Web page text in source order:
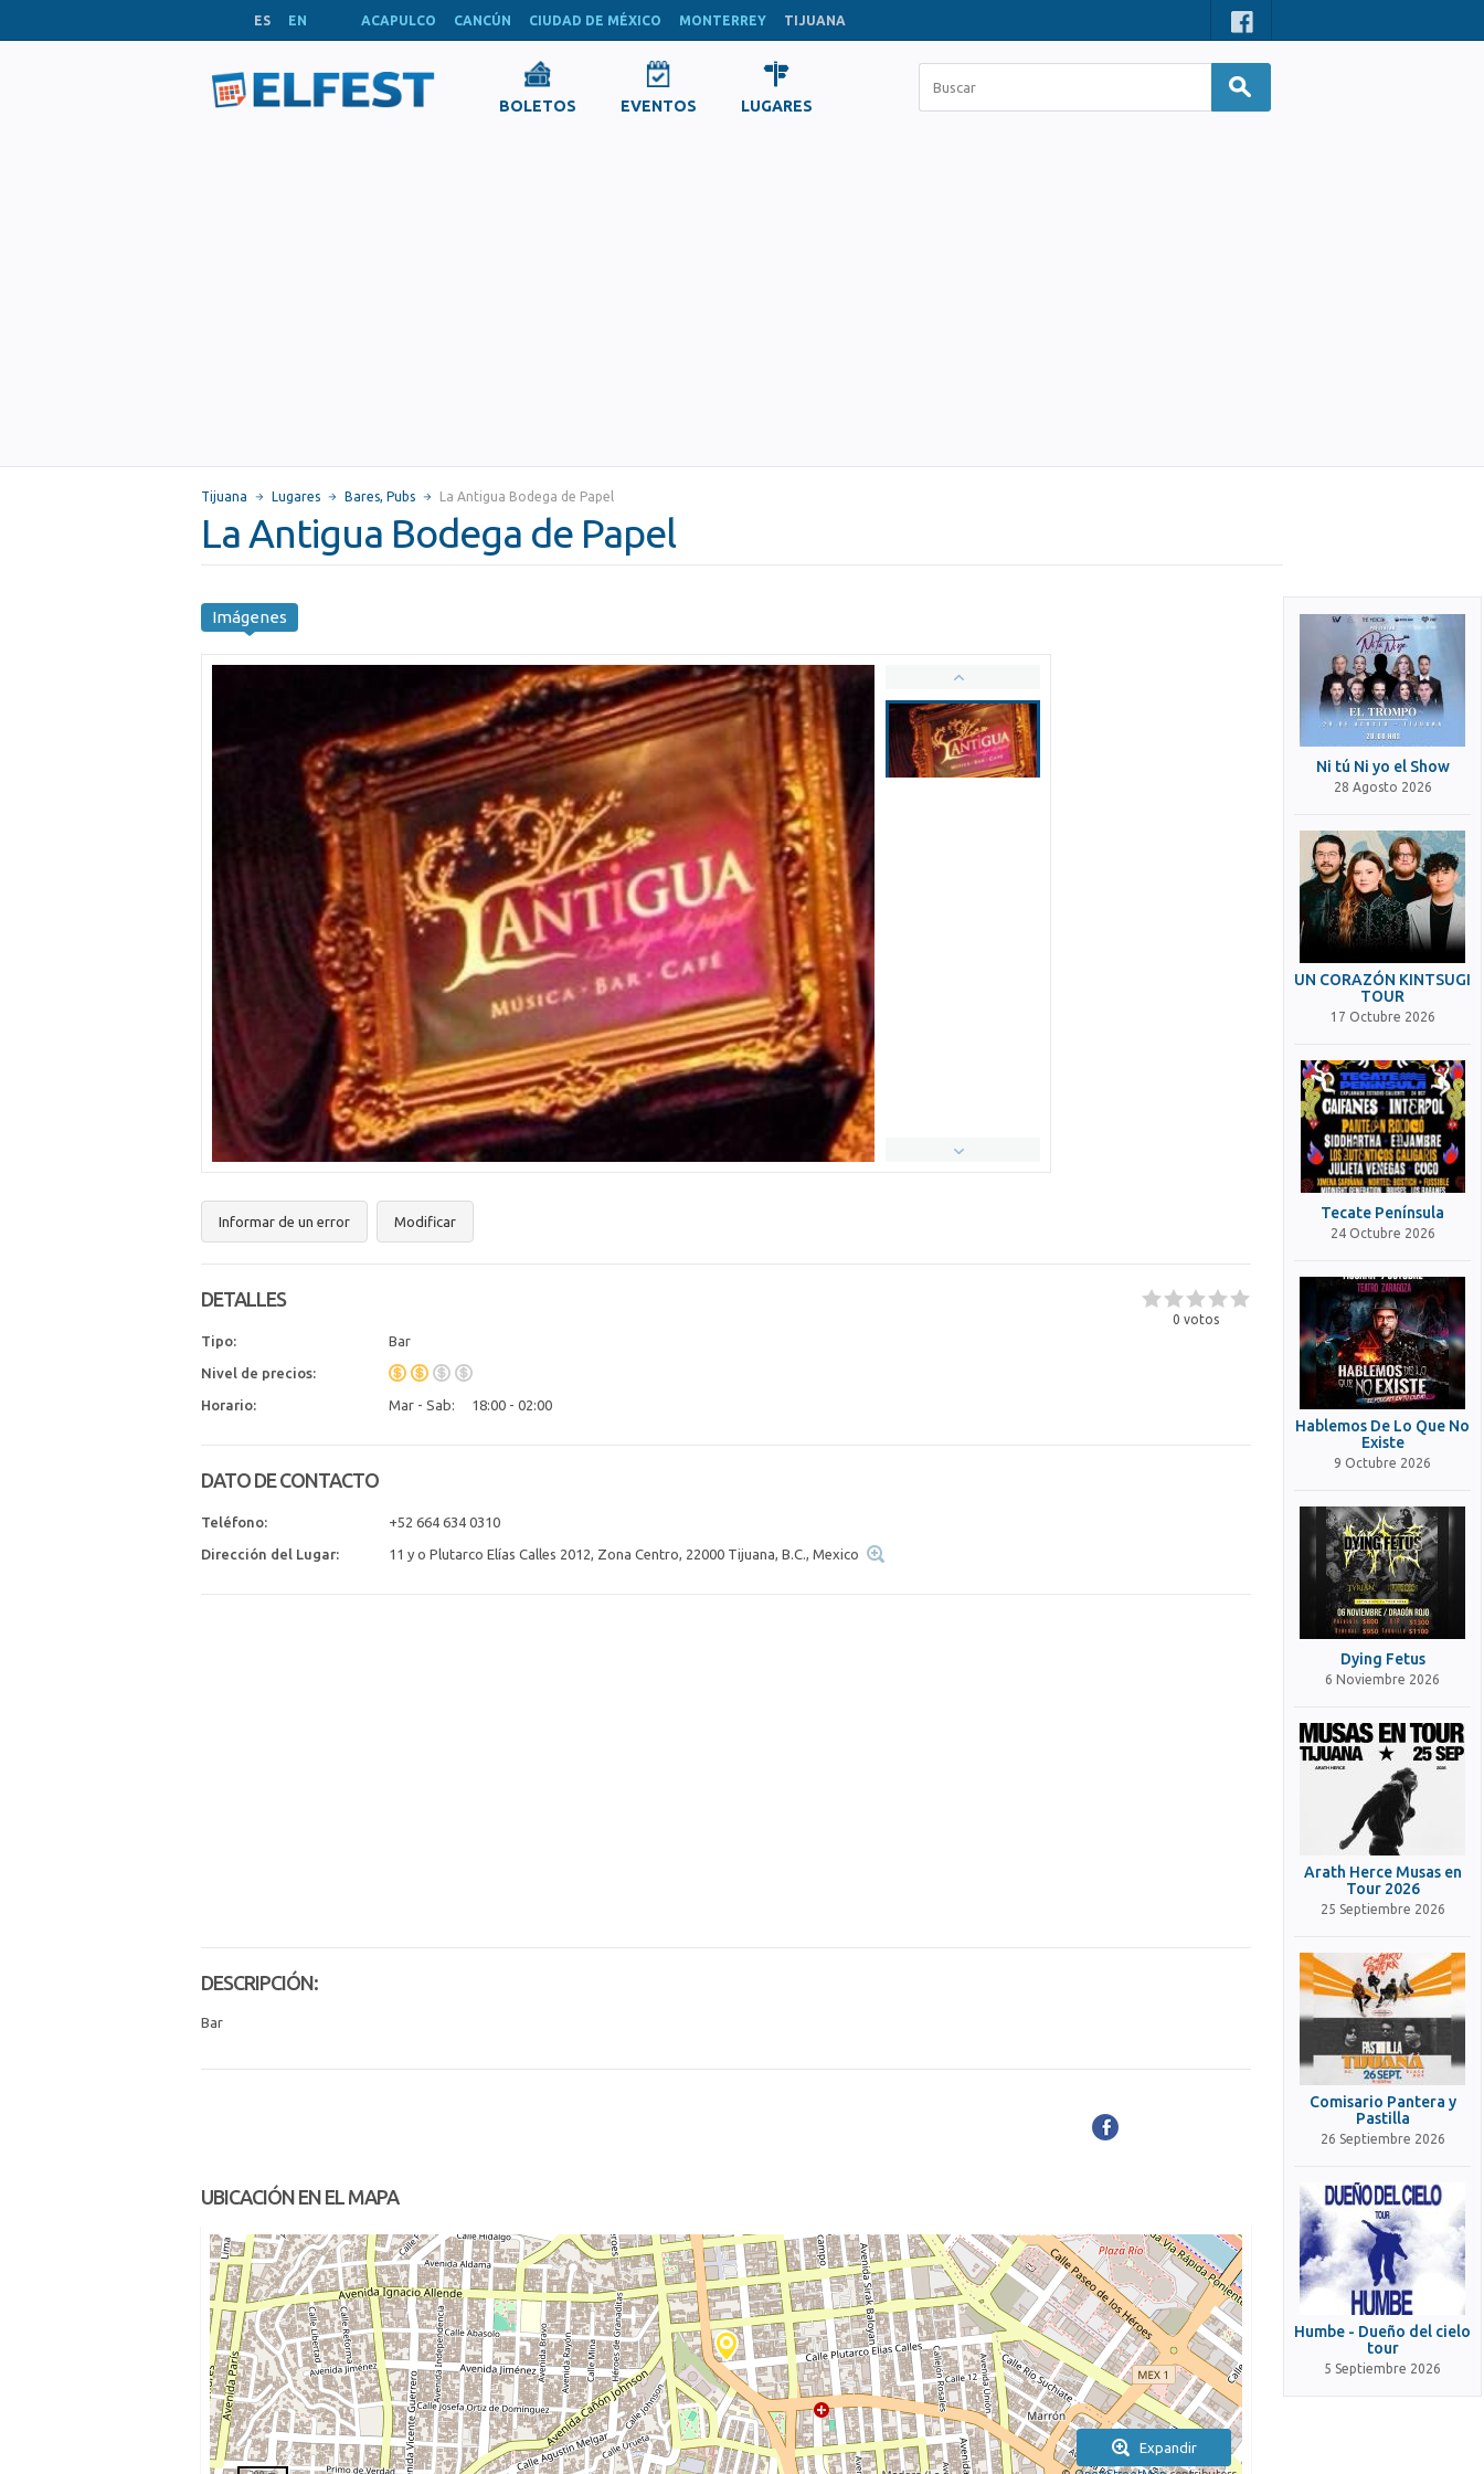
ES EN ACAPULCO CANCÚN CIUDAD DE MÉXICO MONTERREY TIJUANA
BOLETOS EVENTOS LUGARES
Tijuana Lugares Bares, Pubs La Antigua Bodega de Papel
La Antigua Bodega de Papel
Imágenes
Informar de un error Modificar
0 votos
DETALLES
Tipo: Bar
Nivel de precios:
Horario: Mar - Sab: 18:00 - 02:00
DATO DE CONTACTO
Teléfono: +52 664 634 0310
Dirección del Lugar: 11 y o Plutarco Elías Calles 2012, Zona Centro, 22000 Tijuana, B.C., Mexico
DESCRIPCIÓN:
Bar
UBICACIÓN EN EL MAPA
Expandir
Ni tú Ni yo el Show
28 Agosto 2026
UN CORAZÓN KINTSUGI
TOUR
17 Octubre 2026
Tecate Península
24 Octubre 2026
Hablemos De Lo Que No
Existe
9 Octubre 2026
Dying Fetus
6 Noviembre 2026
Arath Herce Musas en
Tour 2026
25 Septiembre 2026
Comisario Pantera y
Pastilla
26 Septiembre 2026
Humbe - Dueño del cielo
tour
5 Septiembre 2026